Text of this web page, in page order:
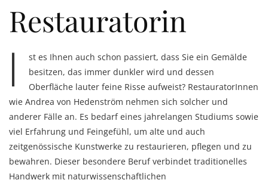
Restauratorin
I
st es Ihnen auch schon passiert, dass Sie ein Gemälde
besitzen, das immer dunkler wird und dessen
Oberfläche lauter feine Risse aufweist? RestauratorInnen
wie Andrea von Hedenström nehmen sich solcher und
anderer Fälle an. Es bedarf eines jahrelangen Studiums sowie
viel Erfahrung und Feingefühl, um alte und auch
zeitgenössische Kunstwerke zu restaurieren, pflegen und zu
bewahren. Dieser besondere Beruf verbindet traditionelles
Handwerk mit naturwissenschaftlichen